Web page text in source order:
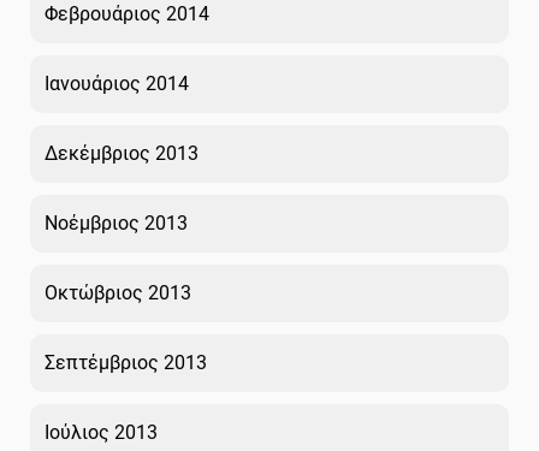
Φεβρουάριος 2014
Ιανουάριος 2014
Δεκέμβριος 2013
Νοέμβριος 2013
Οκτώβριος 2013
Σεπτέμβριος 2013
Ιούλιος 2013